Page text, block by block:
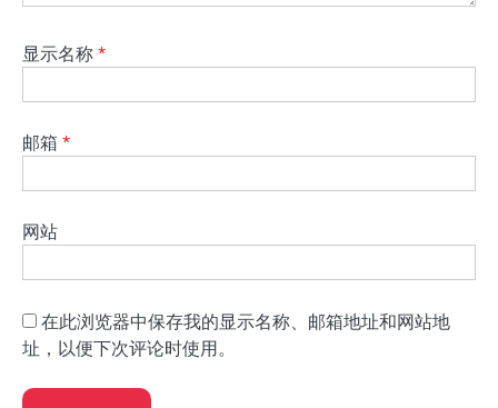
显示名称 *
邮箱 *
网站
在此浏览器中保存我的显示名称、邮箱地址和网站地
址，以便下次评论时使用。